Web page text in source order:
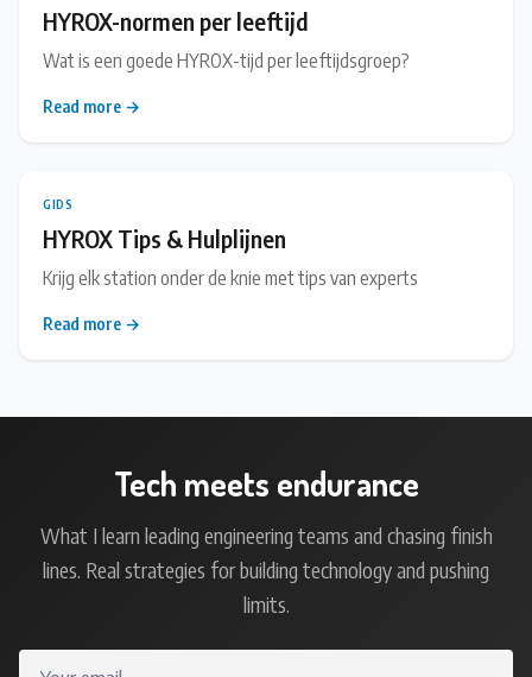
HYROX-normen per leeftijd
Wat is een goede HYROX-tijd per leeftijdsgroep?
Read more →
GIDS
HYROX Tips & Hulplijnen
Krijg elk station onder de knie met tips van experts
Read more →
Tech meets endurance
What I learn leading engineering teams and chasing finish
lines. Real strategies for building technology and pushing
limits.